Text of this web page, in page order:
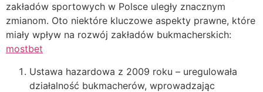
zakładów sportowych w Polsce uległy znacznym
zmianom. Oto niektóre kluczowe aspekty prawne, które
miały wpływ na rozwój zakładów bukmacherskich:
mostbet
Ustawa hazardowa z 2009 roku – uregulowała
działalność bukmacherów, wprowadzając